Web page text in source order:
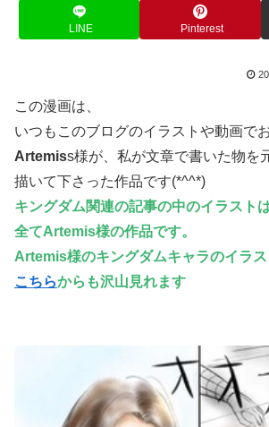
LINE Pinterest
この漫画は、
いつもこのブログのイラストや動画で
Artemiss様が、私が文章で書いた物を
描いて下さった作品です(*^^*)
キングダム関連の記事の中のイラスト
全てArtemis様の作品です。
Artemis様のキングダムキャラのイラ
こちらからも沢山見れます